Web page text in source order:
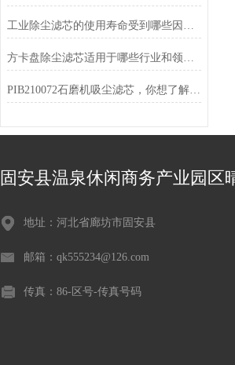
工业除尘滤芯的使用寿命受到哪些因素的影响？
方卡盘除尘滤芯适用于哪些行业和领域？
PIB210072石磨机吸尘滤芯，你想了解吗？
固安县温泉休闲商务产业园区
地址：河北省廊坊市固安县
邮箱：qk555234@126.com
传真：86-区号-传真号码